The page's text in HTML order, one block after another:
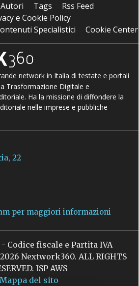
Autori Tags
Rss Feed
e Cookie Policy
Specialistici
Cookie Center
network in Italia di testate e portali
Trasformazione Digitale e
Ha la missione di diffondere la
nelle imprese e pubbliche
22
per maggiori informazioni
Codice fiscale e Partita IVA
Nextwork360. ALL RIGHTS
ISP AWS
Mappa del sito